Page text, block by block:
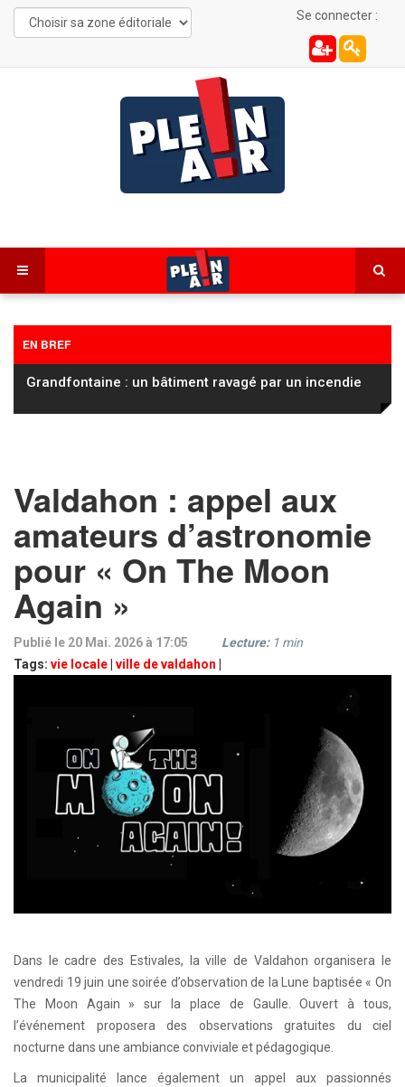
Se connecter :
EN BREF
Grandfontaine : un bâtiment ravagé par un incendie
Valdahon : appel aux
amateurs d’astronomie
pour « On The Moon
Again »
Publié le 20 Mai. 2026 à 17:05
Tags: vie locale ville de valdahon
Lecture: 1 min
Dans le cadre des Estivales, la ville de Valdahon organisera le
vendredi 19 juin une soirée d’observation de la Lune baptisée « On
The Moon Again » sur la place de Gaulle. Ouvert à tous,
l’événement proposera des observations gratuites du ciel
nocturne dans une ambiance conviviale et pédagogique.
La municipalité lance également un appel aux passionnés